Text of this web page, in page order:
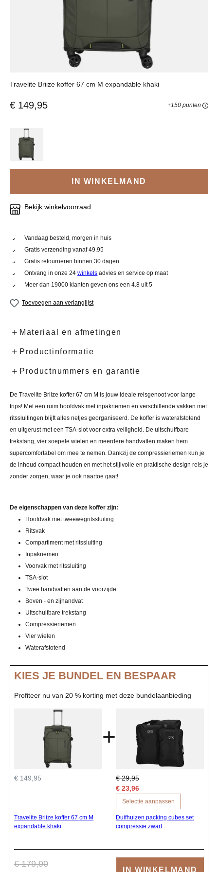
Travelite Briize koffer 67 cm M expandable khaki
€ 149,95 +150 punten
IN WINKELMAND
Bekijk winkelvoorraad
Vandaag besteld, morgen in huis
Gratis verzending vanaf 49.95
Gratis retourneren binnen 30 dagen
Ontvang in onze 24winkels advies en service op maat
Meer dan 19000 klanten geven ons een 4.8 uit 5
Toevoegen aan verlanglijst
Materiaal en afmetingen
Productinformatie
Productnummers en garantie
De Travelite Briize koffer 67 cm M is jouw ideale reisgenoot voor lange
trips! Met een ruim hoofdvak met inpakriemen en verschillende vakken met
ritssluitingen blijft alles netjes georganiseerd. De koffer is waterafstotend
en uitgerust met een TSA-slot voor extra veiligheid. De uitschuifbare
trekstang, vier soepele wielen en meerdere handvatten maken hem
supercomfortabel om mee te nemen. Dankzij de compressieriemen kun je
de inhoud compact houden en met het stijlvolle en praktische design reis je
zonder zorgen, waar je ook naartoe gaat!
De eigenschappen van deze koffer zijn:
Hoofdvak met tweewegritssluiting
Ritsvak
Compartiment met ritssluiting
Inpakriemen
Voorvak met ritssluiting
TSA-slot
Twee handvatten aan de voorzijde
Boven - en zijhandvat
Uitschuifbare trekstang
Compressieriemen
Vier wielen
Waterafstotend
KIES JE BUNDEL EN BESPAAR
Profiteer nu van 20 % korting met deze bundelaanbieding
€ 149,95
Travelite Briize koffer 67 cm M
expandable khaki
+
€ 29,95
€ 23,96
Selectie aanpassen
Duifhuizen packing cubes set
compressie zwart
€ 179,90
IN WINKELMAND